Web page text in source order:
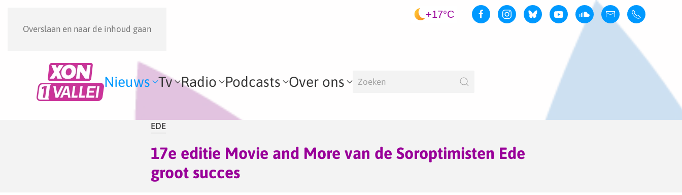
Overslaan en naar de inhoud gaan
+17°C
Nieuws Tv Radio Podcasts Over ons
EDE
17e editie Movie and More van de Soroptimisten Ede
groot succes